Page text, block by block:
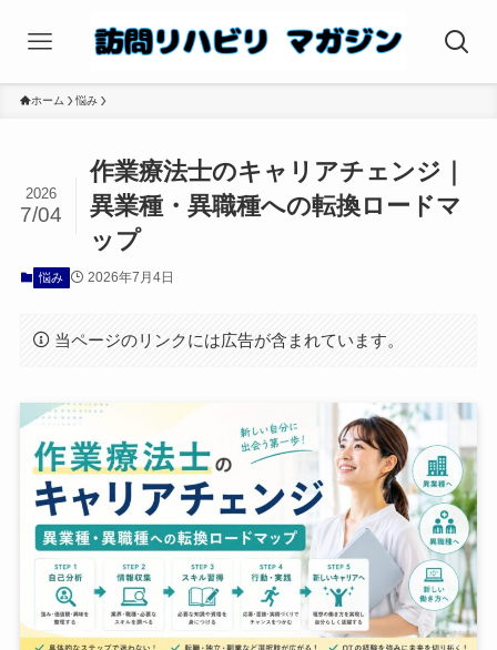
ホーム 悩み
作業療法士のキャリアチェンジ｜
異業種・異職種への転換ロードマ
ップ
2026
7/04
悩み 2026年7月4日
当ページのリンクには広告が含まれています。